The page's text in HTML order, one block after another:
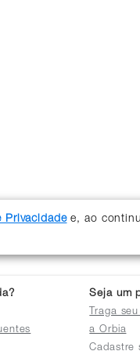
Privacidadee, ao
Seja um
Traga
a Orbia
Cadastre